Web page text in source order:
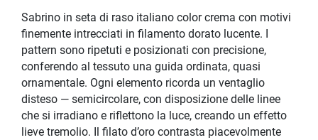
Sabrino in seta di raso italiano color crema con motivi
finemente intrecciati in filamento dorato lucente. I
pattern sono ripetuti e posizionati con precisione,
conferendo al tessuto una guida ordinata, quasi
ornamentale. Ogni elemento ricorda un ventaglio
disteso — semicircolare, con disposizione delle linee
che si irradiano e riflettono la luce, creando un effetto
lieve tremolio. Il filato d’oro contrasta piacevolmente